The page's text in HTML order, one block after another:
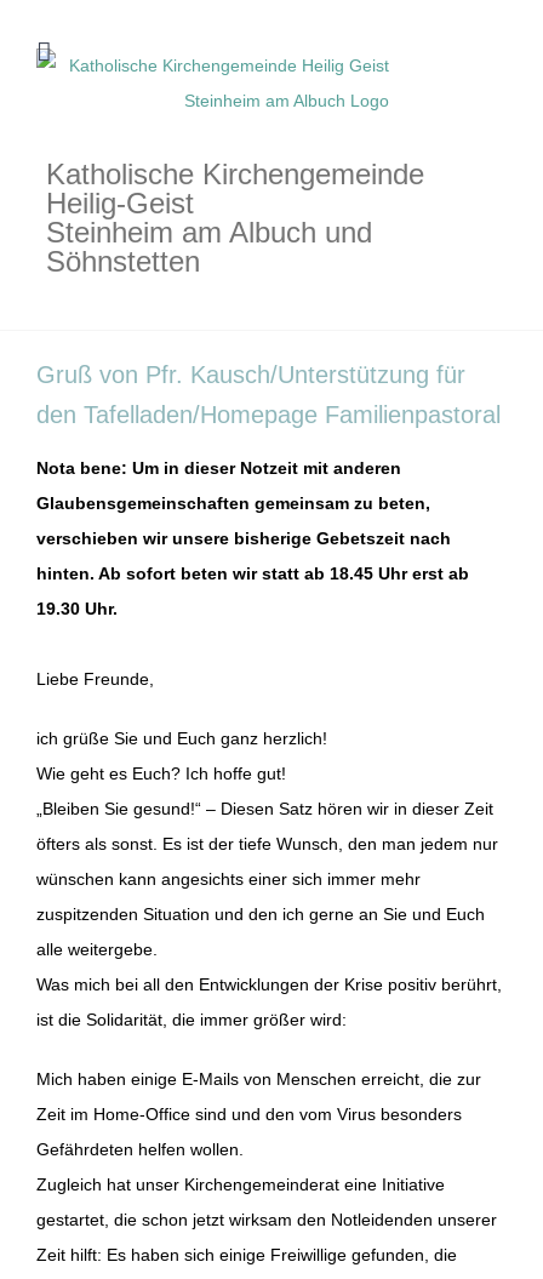
Inhalt
Katholische Kirchengemeinde
Heilig-Geist
Steinheim am Albuch und
Söhnstetten
Gruß von Pfr. Kausch/Unterstützung für
den Tafelladen/Homepage Familienpastoral
Nota bene: Um in dieser Notzeit mit anderen
Glaubensgemeinschaften gemeinsam zu beten,
verschieben wir unsere bisherige Gebetszeit nach
hinten. Ab sofort beten wir statt ab 18.45 Uhr erst ab
19.30 Uhr.
Liebe Freunde,
ich grüße Sie und Euch ganz herzlich!
Wie geht es Euch? Ich hoffe gut!
„Bleiben Sie gesund!“ – Diesen Satz hören wir in dieser Zeit
öfters als sonst. Es ist der tiefe Wunsch, den man jedem nur
wünschen kann angesichts einer sich immer mehr
zuspitzenden Situation und den ich gerne an Sie und Euch
alle weitergebe.
Was mich bei all den Entwicklungen der Krise positiv berührt,
ist die Solidarität, die immer größer wird:
Mich haben einige E-Mails von Menschen erreicht, die zur
Zeit im Home-Office sind und den vom Virus besonders
Gefährdeten helfen wollen.
Zugleich hat unser Kirchengemeinderat eine Initiative
gestartet, die schon jetzt wirksam den Notleidenden unserer
Zeit hilft: Es haben sich einige Freiwillige gefunden, die